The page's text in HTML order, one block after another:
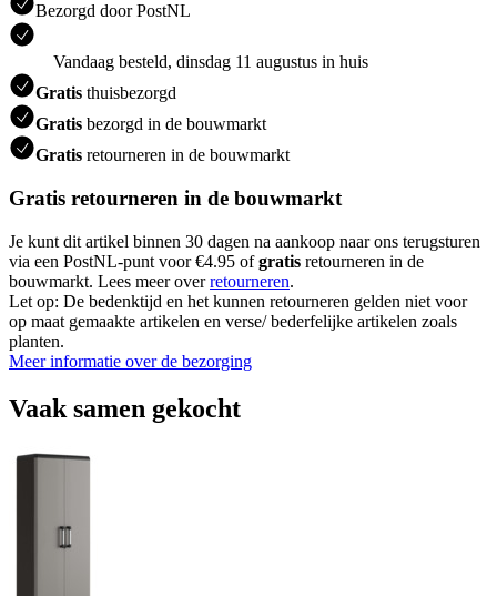
Bezorgd door PostNL
Vandaag besteld, dinsdag 11 augustus in huis
Gratis thuisbezorgd
Gratis bezorgd in de bouwmarkt
Gratis retourneren in de bouwmarkt
Gratis retourneren in de bouwmarkt
Je kunt dit artikel binnen 30 dagen na aankoop naar ons terugsturen
via een PostNL-punt voor €4.95 ofgratis retourneren in de
bouwmarkt. Lees meer overretourneren.
Let op: De bedenktijd en het kunnen retourneren gelden niet voor
op maat gemaakte artikelen en verse/ bederfelijke artikelen zoals
planten.
Meer informatie over de bezorging
Vaak samen gekocht